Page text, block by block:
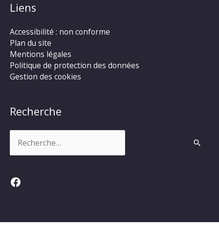
Liens
Accessibilité : non conforme
Plan du site
Mentions légales
Politique de protection des données
Gestion des cookies
Recherche
Facebook